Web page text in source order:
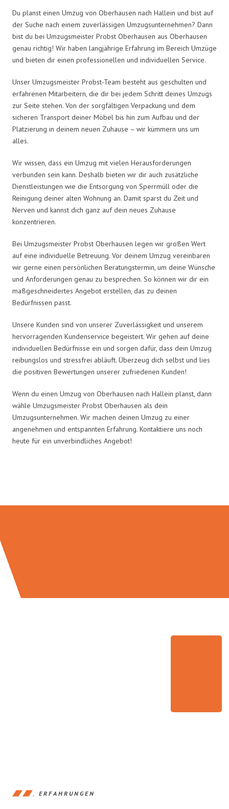
Du planst einen Umzug von Oberhausen nach Hallein und bist auf
der Suche nach einem zuverlässigen Umzugsunternehmen? Dann
bist du bei Umzugsmeister Probst Oberhausen aus Oberhausen
genau richtig! Wir haben langjährige Erfahrung im Bereich Umzüge
und bieten dir einen professionellen und individuellen Service.
Unser Umzugsmeister Probst-Team besteht aus geschulten und
erfahrenen Mitarbeitern, die dir bei jedem Schritt deines Umzugs
zur Seite stehen. Von der sorgfältigen Verpackung und dem
sicheren Transport deiner Möbel bis hin zum Aufbau und der
Platzierung in deinem neuen Zuhause – wir kümmern uns um
alles.
Wir wissen, dass ein Umzug mit vielen Herausforderungen
verbunden sein kann. Deshalb bieten wir dir auch zusätzliche
Dienstleistungen wie die Entsorgung von Sperrmüll oder die
Reinigung deiner alten Wohnung an. Damit sparst du Zeit und
Nerven und kannst dich ganz auf dein neues Zuhause
konzentrieren.
Bei Umzugsmeister Probst Oberhausen legen wir großen Wert
auf eine individuelle Betreuung. Vor deinem Umzug vereinbaren
wir gerne einen persönlichen Beratungstermin, um deine Wünsche
und Anforderungen genau zu besprechen. So können wir dir ein
maßgeschneidertes Angebot erstellen, das zu deinen
Bedürfnissen passt.
Unsere Kunden sind von unserer Zuverlässigkeit und unserem
hervorragenden Kundenservice begeistert. Wir gehen auf deine
individuellen Bedürfnisse ein und sorgen dafür, dass dein Umzug
reibungslos und stressfrei abläuft. Überzeug dich selbst und lies
die positiven Bewertungen unserer zufriedenen Kunden!
Wenn du einen Umzug von Oberhausen nach Hallein planst, dann
wähle Umzugsmeister Probst Oberhausen als dein
Umzugsunternehmen. Wir machen deinen Umzug zu einer
angenehmen und entspannten Erfahrung. Kontaktiere uns noch
heute für ein unverbindliches Angebot!
ERFAHRUNGEN